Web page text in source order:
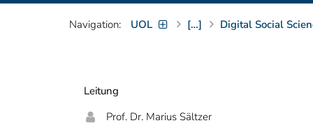
Navigation: UOL […] Digital Social
Leitung
Prof. Dr. Marius Sältzer